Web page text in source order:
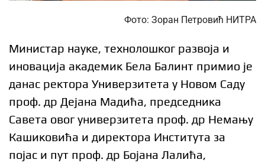
Фото: Зоран Петровић НИТРА
Министар науке, технолошког развоја и
иновација академик Бела Балинт примио је
данас ректора Универзитета у Новом Саду
проф. др Дејана Мадића, председника
Савета овог универзитета проф. др Немању
Кашиковића и директора Института за
појас и пут проф. др Бојана Лалића,